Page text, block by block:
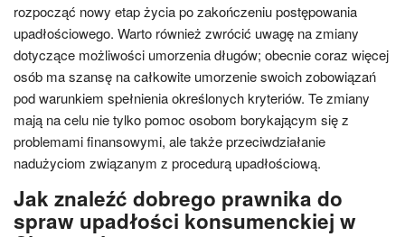
rozpocząć nowy etap życia po zakończeniu postępowania
upadłościowego. Warto również zwrócić uwagę na zmiany
dotyczące możliwości umorzenia długów; obecnie coraz więcej
osób ma szansę na całkowite umorzenie swoich zobowiązań
pod warunkiem spełnienia określonych kryteriów. Te zmiany
mają na celu nie tylko pomoc osobom borykającym się z
problemami finansowymi, ale także przeciwdziałanie
nadużyciom związanym z procedurą upadłościową.
Jak znaleźć dobrego prawnika do
spraw upadłości konsumenckiej w